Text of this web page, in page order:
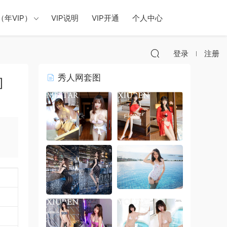
VIP） VIP说明 VIP开通 个人中心
登录 注册
秀人网套图